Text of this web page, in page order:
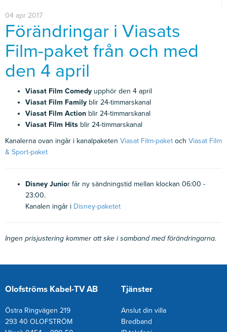
04 apr 2017
Förändringar i Viasats
Film-paket från och med
den 4 april
Viasat Film Comedy upphör den 4 april
Viasat Film Family blir 24-timmarskanal
Viasat Film Action blir 24-timmarskanal
Viasat Film Hits blir 24-timmarskanal
Kanalerna ovan ingår i kanalpaketen Viasat Film-paket och Viasat Film
& Sport-paket
Disney Junior får ny sändningstid mellan klockan 06:00 -
23:00.
Kanalen ingår i Disney-paketet
Ingen prisjustering kommer att ske i samband med förändringarna.
Olofströms Kabel-TV AB
Östra Ringvägen 219
293 40 OLOFSTRÖM
Tjänster
Anslut din villa
Bredband